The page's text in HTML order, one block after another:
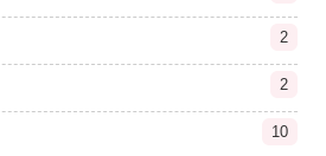
2
2
10